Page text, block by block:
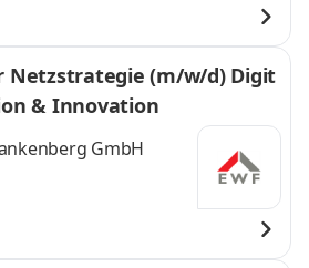
Netzstrategie (m/w/d) Digit
& Innovation
GmbH